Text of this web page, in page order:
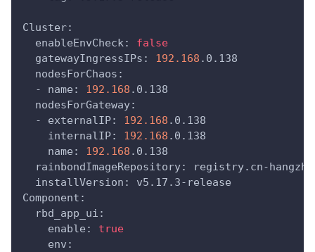
Cluster:
  enableEnvCheck:
false
  gatewayIngressIPs:
192.168 .0.138
  nodesForChaos:
  - name:
192.168 .0.138
  nodesForGateway:
  - externalIP:
192.168 .0.138
    internalIP:
192.168 .0.138
    name:
192.168 .0.138
rainbondImageRepository: registry.cn-
  installVersion: v5.17.3-release
Component:
  rbd_app_ui:
    enable:
true
    env: